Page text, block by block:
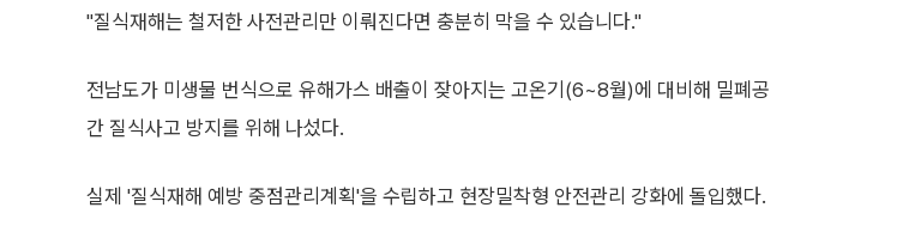
"질식재해는 철저한 사전관리만 이뤄진다면 충분히 막을 수 있습니다."
전남도가 미생물 번식으로 유해가스 배출이 잦아지는 고온기(6~8월)에 대비해 밀폐공
간 질식사고 방지를 위해 나섰다.
실제 '질식재해 예방 중점관리계획'을 수립하고 현장밀착형 안전관리 강화에 돌입했다.